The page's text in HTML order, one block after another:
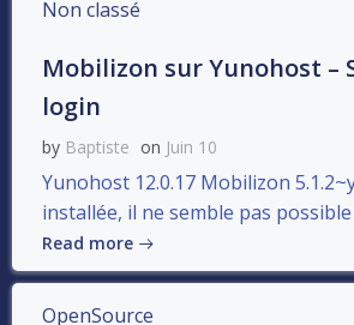
Non classé
Mobilizon sur Yunohost –
login
by Baptiste on Juin 10
Yunohost 12.0.17 Mobilizon
installée, il ne semble pas
Read more
OpenSource